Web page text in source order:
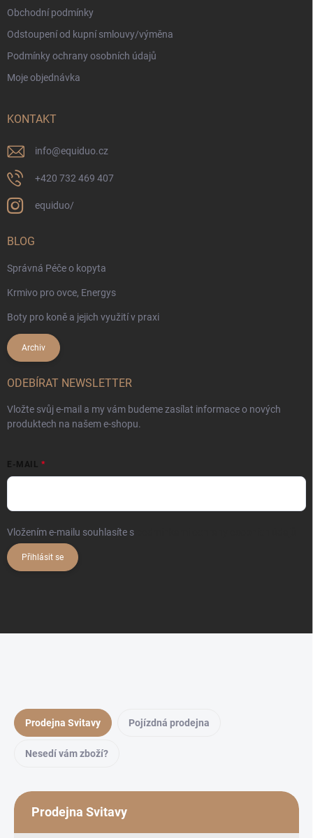
Obchodní podmínky
Odstoupení od kupní smlouvy/výměna
Podmínky ochrany osobních údajů
Moje objednávka
KONTAKT
info@equiduo.cz
+420 732 469 407
equiduo/
BLOG
Správná Péče o kopyta
Krmivo pro ovce, Energys
Boty pro koně a jejich využití v praxi
Archiv
ODEBÍRAT NEWSLETTER
Vložte svůj e-mail a my vám budeme zasílat informace o nových
produktech na našem e-shopu.
E-MAIL
Vložením e-mailu souhlasíte s
Přihlásit se
Prodejna Svitavy Pojízdná prodejna
Nesedí vám zboží?
Prodejna Svitavy